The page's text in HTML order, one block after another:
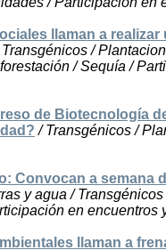
llaman a
/
/ Sequía /
de Biotecnología
/ Transgénicos /
Convocan a
y agua /
en encuentros
llaman a